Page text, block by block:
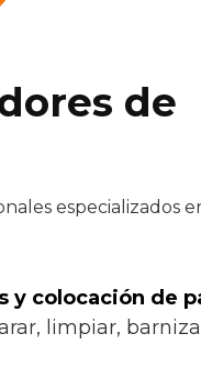
de
especializados
y colocación de
limpiar,